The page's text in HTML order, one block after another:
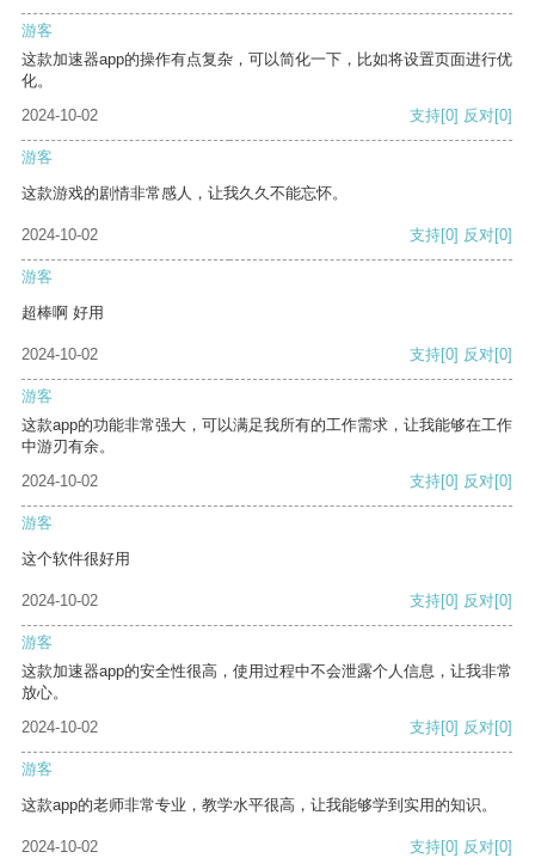
游客
这款加速器app的操作有点复杂，可以简化一下，比如将设置页面进行优
化。
2024-10-02
支持[0] 反对[0]
游客
这款游戏的剧情非常感人，让我久久不能忘怀。
2024-10-02 支持[0] 反对[0]
游客
超棒啊 好用
2024-10-02 支持[0] 反对[0]
游客
这款app的功能非常强大，可以满足我所有的工作需求，让我能够在工作
中游刃有余。
2024-10-02
支持[0] 反对[0]
游客
这个软件很好用
2024-10-02 支持[0] 反对[0]
游客
这款加速器app的安全性很高，使用过程中不会泄露个人信息，让我非常
放心。
2024-10-02
支持[0] 反对[0]
游客
这款app的老师非常专业，教学水平很高，让我能够学到实用的知识。
2024-10-02 支持[0] 反对[0]